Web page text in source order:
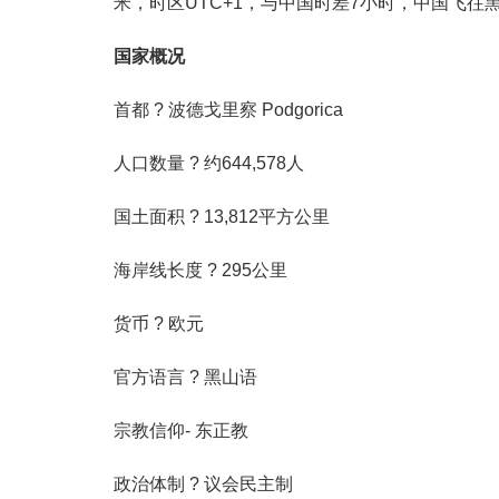
国家概况
首都 ? 波德戈里察 Podgorica
人口数量 ? 约644,578人
国土面积 ? 13,812平方公里
海岸线长度 ? 295公里
货币 ? 欧元
官方语言 ? 黑山语
宗教信仰- 东正教
政治体制 ? 议会民主制